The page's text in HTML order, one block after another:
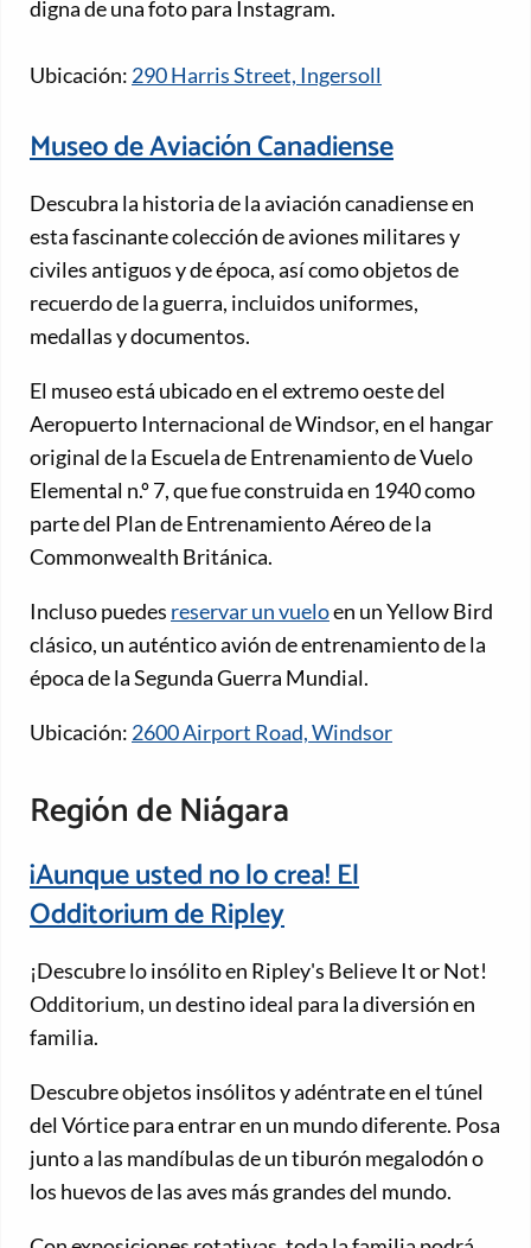
digna de una foto para Instagram.
Ubicación: 290 Harris Street, Ingersoll
Museo de Aviación Canadiense
Descubra la historia de la aviación canadiense en
esta fascinante colección de aviones militares y
civiles antiguos y de época, así como objetos de
recuerdo de la guerra, incluidos uniformes,
medallas y documentos.
El museo está ubicado en el extremo oeste del
Aeropuerto Internacional de Windsor, en el hangar
original de la Escuela de Entrenamiento de Vuelo
Elemental n.º 7, que fue construida en 1940 como
parte del Plan de Entrenamiento Aéreo de la
Commonwealth Británica.
Incluso puedes reservar un vueloen un Yellow Bird
clásico, un auténtico avión de entrenamiento de la
época de la Segunda Guerra Mundial.
Ubicación: 2600 Airport Road, Windsor
Región de Niágara
¡Aunque usted no lo crea! El
Odditorium de Ripley
¡Descubre lo insólito en Ripley's Believe It or Not!
Odditorium, un destino ideal para la diversión en
familia.
Descubre objetos insólitos y adéntrate en el túnel
del Vórtice para entrar en un mundo diferente. Posa
junto a las mandíbulas de un tiburón megalodón o
los huevos de las aves más grandes del mundo.